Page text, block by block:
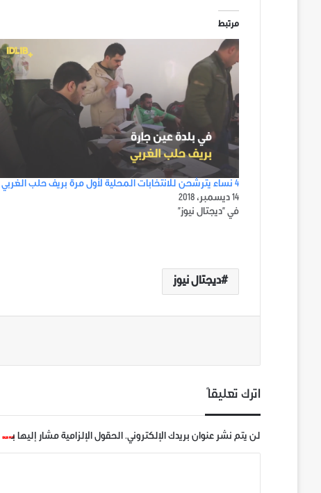
مرتبط
4 نساء يترشحن للانتخابات المحلية لأول مرة بريف حلب الغربي
14 ديسمبر، 2018
في "ديجتال نيوز"
ديجتال نيوز
اترك تعليقاً
لن يتم نشر عنوان بريدك الإلكتروني. الحقول الإلزامية مشار إليها بـ*